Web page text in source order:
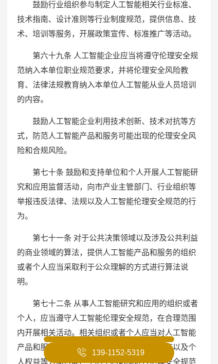
鼓励行业组织参与制定人工智能相关行业标准、
技术指南、设计准则等行业制度规范，提供信息、技
术、培训等服务，开展政策宣传、标准推广等活动。
第六十九条 人工智能企业应当将遵守伦理安全规
范纳入本单位职业规范要求，并将伦理安全风险教
育、法律法规教育纳入本单位人工智能从业人员培训
的内容。
鼓励人工智能企业利用技术创新、技术对抗等方
式，防范人工智能产品和服务可能出现的伦理安全风
险和合规风险。
第七十条 鼓励和支持单位和个人开展人工智能研
究和应用监督活动，向市产业主管部门、行业组织等
举报违反法律、法规以及人工智能伦理安全规范的行
为。
第七十一条 对于公共决策领域以及涉及公共利益
的商业领域的算法，提供人工智能产品和服务的组织
或者个人应当采取利于公众理解的方式进行算法说
明。
第七十二条 从事人工智能研究和应用的组织或者
个人，应当遵守人工智能伦理安全规范，在合理范围
内开展相关活动。相关组织或者个人应当对人工智能
产品和服务在国家利益、公共安全、商业秩序以及个
人权益等方面可能产生的不利影响进行伦理安全规范
139-1152-5319